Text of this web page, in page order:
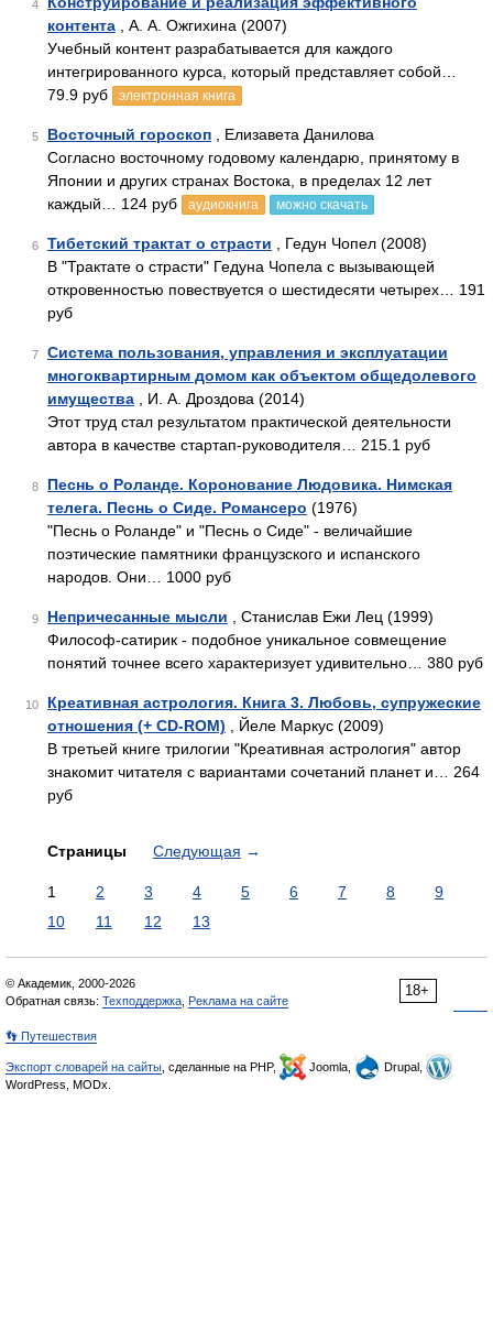
4
контента , А. А. Ожгихина (2007)
Учебный контент разрабатывается для каждого
интегрированного курса, который представляет собой…
79.9 руб
электронная книга
5 Восточный гороскоп , Елизавета Данилова
Согласно восточному годовому календарю, принятому в
Японии и других странах Востока, в пределах 12 лет
каждый… 124 руб
аудиокнига можно скачать
6 Тибетский трактат о страсти , Гедун Чопел (2008)
В "Трактате о страсти" Гедуна Чопела с вызывающей
откровенностью повествуется о шестидесяти четырех… 191
руб
7
Система пользования, управления и эксплуатации
многоквартирным домом как объектом общедолевого
имущества , И. А. Дроздова (2014)
Этот труд стал результатом практической деятельности
автора в качестве стартап-руководителя… 215.1 руб
8
Песнь о Роланде. Коронование Людовика. Нимская
телега. Песнь о Сиде. Романсеро (1976)
"Песнь о Роланде" и "Песнь о Сиде" - величайшие
поэтические памятники французского и испанского
народов. Они… 1000 руб
9 Непричесанные мысли , Станислав Ежи Лец (1999)
Философ-сатирик - подобное уникальное совмещение
понятий точнее всего характеризует удивительно… 380 руб
10
Креативная астрология. Книга 3. Любовь, супружеские
отношения (+ CD-ROM) , Йеле Маркус (2009)
В третьей книге трилогии "Креативная астрология" автор
знакомит читателя с вариантами сочетаний планет и… 264
руб
Страницы Следующая →
1 2 3 4 5 6 7 8
9
10
11 12 13
18+
© Академик, 2000-2026
Обратная связь: Техподдержка Реклама на сайте
👣 Путешествия
Экспорт словарей на сайты , сделанные на PHP, Joomla,
Drupal,
WordPress, MODx.